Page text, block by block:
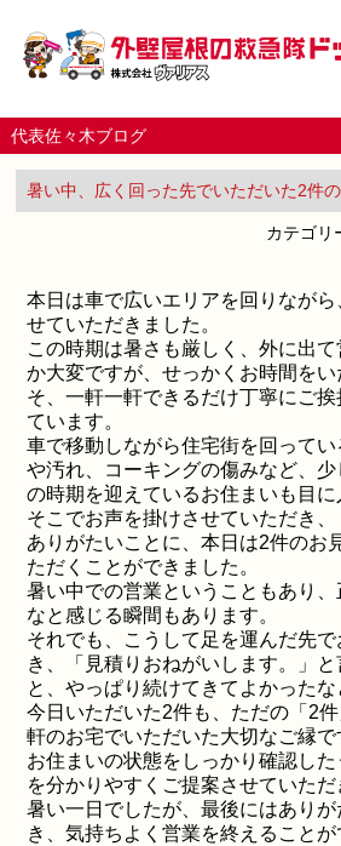
代表佐々木ブログ
暑い中、広く回った先でいただいた2件
カテゴリ
本日は車で広いエリアを回りなが
せていただきました。
この時期は暑さも厳しく、外に出
か大変ですが、せっかくお時間を
そ、一軒一軒できるだけ丁寧にご
ています。
車で移動しながら住宅街を回って
や汚れ、コーキングの傷みなど、
の時期を迎えているお住まいも目に
そこでお声を掛けさせていただき、
ありがたいことに、本日は2件のお
ただくことができました。
暑い中での営業ということもあり
なと感じる瞬間もあります。
それでも、こうして足を運んだ先
き、「見積りおねがいします。」
と、やっぱり続けてきてよかったな
今日いただいた2件も、ただの「2
軒のお宅でいただいた大切なご縁で
お住まいの状態をしっかり確認し
を分かりやすくご提案させていただ
暑い一日でしたが、最後にはあり
き、気持ちよく営業を終えることが